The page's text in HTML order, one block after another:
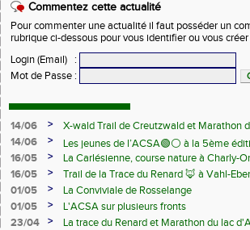
Commentez cette actualité
Pour commenter une actualité il faut posséder un
rubrique ci-dessous pour vous identifier ou vous
Login (Email)
:
Mot de Passe :
14/06 >
X-wald Trail de Creutzwald et Marathon
14/06
>
Les jeunes de l’ACSA🟢⚪️ à la 5ème
Samedi 13 juin
16/05 >
La Carlésienne, course nature à Charly-
16/05
>
Trail de la Trace du Renard 🦊 à Vahl-
01/05
>
La Conviviale de Rosselange
01/05
>
L'ACSA sur plusieurs fronts
23/04
>
La trace du Renard et Marathon du lac